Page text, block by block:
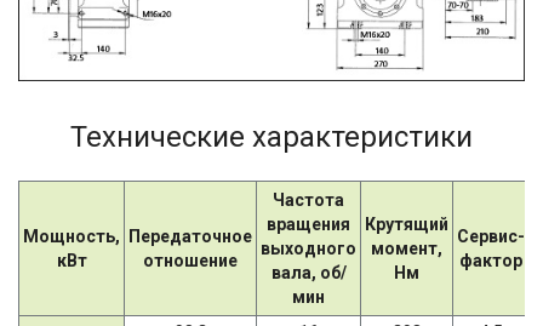
Технические характеристики
Мощность,
кВт
Передаточное
отношение
Частота
вращения
выходного
вала, об/
мин
Крутящий
момент,
Нм
Сервис-
фактор